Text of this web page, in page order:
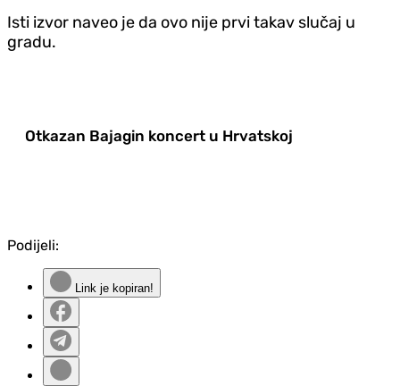
Isti izvor naveo je da ovo nije prvi takav slučaj u
gradu.
Otkazan Bajagin koncert u Hrvatskoj
Podijeli:
Link je kopiran!